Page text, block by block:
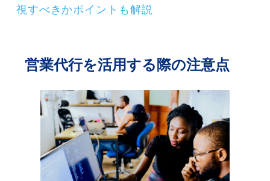
視すべきかポイントも解説
営業代行を活用する際の注意点